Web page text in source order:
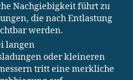
Nachgiebigkeit führt zu
die nach Entlastung
werden.
langen
oder kleineren
tritt eine merkliche